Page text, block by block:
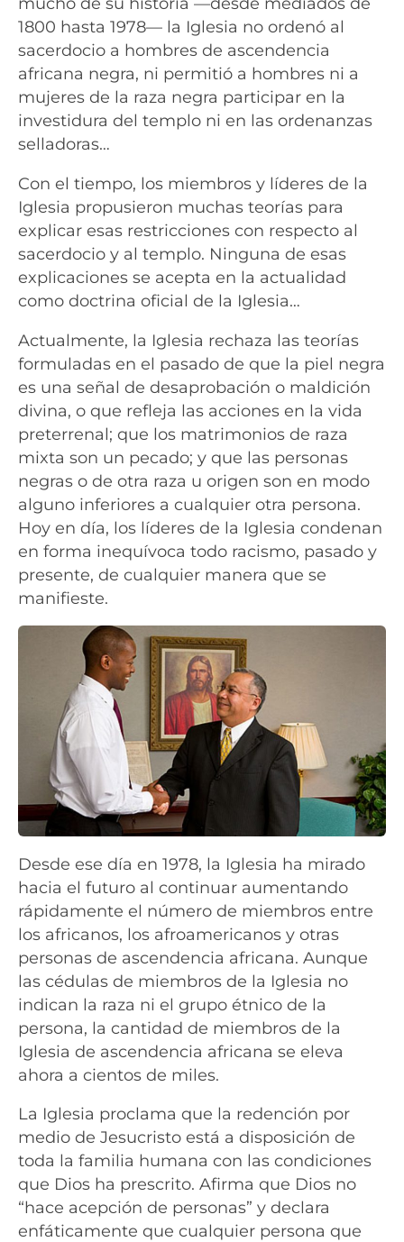
1800 hasta 1978— la Iglesia no ordenó al
sacerdocio a hombres de ascendencia
africana negra, ni permitió a hombres ni a
mujeres de la raza negra participar en la
investidura del templo ni en las ordenanzas
selladoras…
Con el tiempo, los miembros y líderes de la
Iglesia propusieron muchas teorías para
explicar esas restricciones con respecto al
sacerdocio y al templo. Ninguna de esas
explicaciones se acepta en la actualidad
como doctrina oficial de la Iglesia…
Actualmente, la Iglesia rechaza las teorías
formuladas en el pasado de que la piel negra
es una señal de desaprobación o maldición
divina, o que refleja las acciones en la vida
preterrenal; que los matrimonios de raza
mixta son un pecado; y que las personas
negras o de otra raza u origen son en modo
alguno inferiores a cualquier otra persona.
Hoy en día, los líderes de la Iglesia condenan
en forma inequívoca todo racismo, pasado y
presente, de cualquier manera que se
manifieste.
Desde ese día en 1978, la Iglesia ha mirado
hacia el futuro al continuar aumentando
rápidamente el número de miembros entre
los africanos, los afroamericanos y otras
personas de ascendencia africana. Aunque
las cédulas de miembros de la Iglesia no
indican la raza ni el grupo étnico de la
persona, la cantidad de miembros de la
Iglesia de ascendencia africana se eleva
ahora a cientos de miles.
La Iglesia proclama que la redención por
medio de Jesucristo está a disposición de
toda la familia humana con las condiciones
que Dios ha prescrito. Afirma que Dios no
“hace acepción de personas” y declara
enfáticamente que cualquier persona que